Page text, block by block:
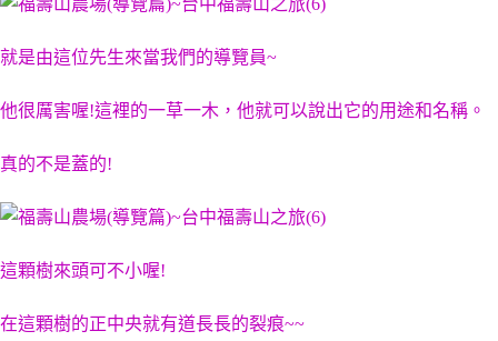
就是由這位先生來當我們的導覽員~
他很厲害喔!這裡的一草一木，他就可以說出它的用途和名稱。
真的不是蓋的!
這顆樹來頭可不小喔!
在這顆樹的正中央就有道長長的裂痕~~